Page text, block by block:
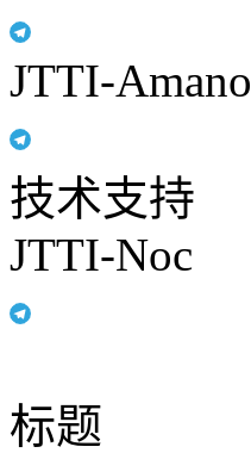
JTTI-Amano
技术支持
JTTI-Noc
标题